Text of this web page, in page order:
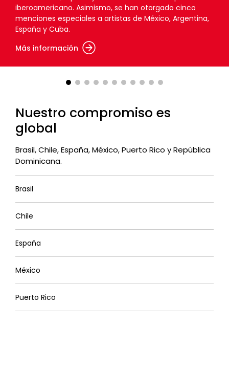
iberoamericano. Asimismo, se han otorgado cinco
menciones especiales a artistas de México, Argentina,
España y Cuba.
Más información
Nuestro compromiso es
global
Brasil, Chile, España, México, Puerto Rico y República
Dominicana.
Brasil
Chile
España
México
Puerto Rico